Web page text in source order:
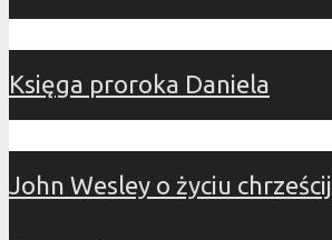
Księga proroka Daniela
John Wesley o życiu